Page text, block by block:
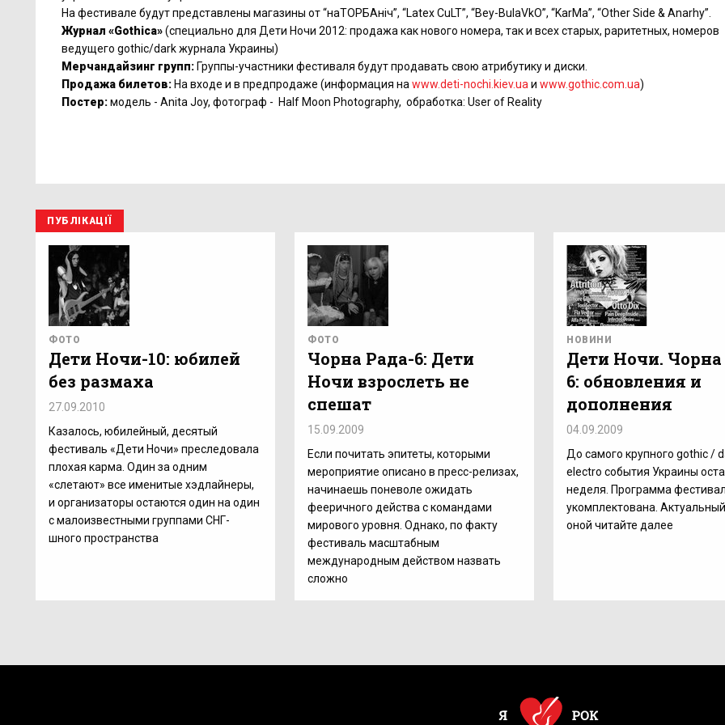
На фестивале будут представлены магазины от “наТОРБАніч”, “Latex CuLT”, “Bey-BulaVkO”, “KarMa”, “Other Side & Anarhy”.
Журнал «Gothica»(специально для Дети Ночи 2012: продажа как нового номера, так и всех старых, раритетных, номеров
ведущего gothic/dark журнала Украины)
Мерчандайзинг групп: Группы-участники фестиваля будут продавать свою атрибутику и диски.
Продажа билетов: На входе и в предпродаже (информация на www.deti-nochi.kiev.ua и www.gothic.com.ua)
Постер:модель - Anita Joy, фотограф - Half Moon Photography, обработка: User of Reality
ПУБЛІКАЦІЇ
ФОТО
Дети Ночи-10: юбилей
без размаха
27.09.2010
Казалось, юбилейный, десятый
фестиваль «Дети Ночи» преследовала
плохая карма. Один за одним
«слетают» все именитые хэдлайнеры,
и организаторы остаются один на один
с малоизвестными группами СНГ-
шного пространства
ФОТО
Чорна Рада-6: Дети
Ночи взрослеть не
спешат
15.09.2009
Если почитать эпитеты, которыми
мероприятие описано в пресс-релизах,
начинаешь поневоле ожидать
фееричного действа с командами
мирового уровня. Однако, по факту
фестиваль масштабным
международным действом назвать
сложно
НОВИНИ
Дети Ночи. Чорна
6: обновления и
дополнения
04.09.2009
До самого крупного gothic /
electro события Украины
неделя. Программа
укомплектована.
оной читайте далее